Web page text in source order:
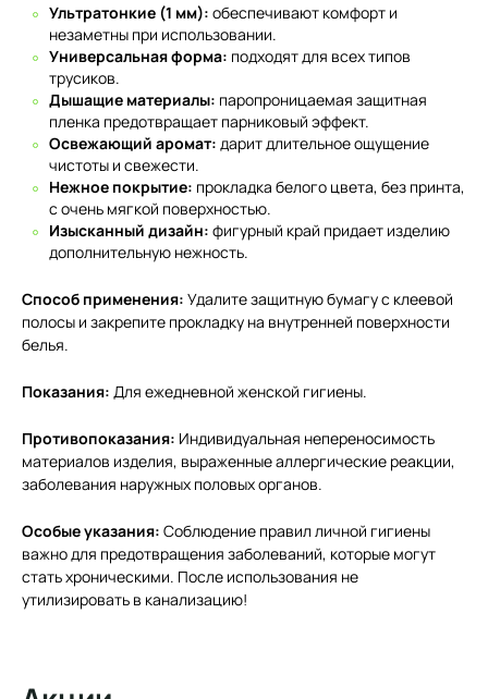
Ультратонкие (1 мм): обеспечивают комфорт и
незаметны при использовании.
Универсальная форма: подходят для всех типов
трусиков.
Дышащие материалы: паропроницаемая защитная
пленка предотвращает парниковый эффект.
Освежающий аромат: дарит длительное ощущение
чистоты и свежести.
Нежное покрытие: прокладка белого цвета, без принта,
с очень мягкой поверхностью.
Изысканный дизайн: фигурный край придает изделию
дополнительную нежность.
Способ применения: Удалите защитную бумагу с клеевой
полосы и закрепите прокладку на внутренней поверхности
белья.
Показания: Для ежедневной женской гигиены.
Противопоказания: Индивидуальная непереносимость
материалов изделия, выраженные аллергические реакции,
заболевания наружных половых органов.
Особые указания: Соблюдение правил личной гигиены
важно для предотвращения заболеваний, которые могут
стать хроническими. После использования не
утилизировать в канализацию!